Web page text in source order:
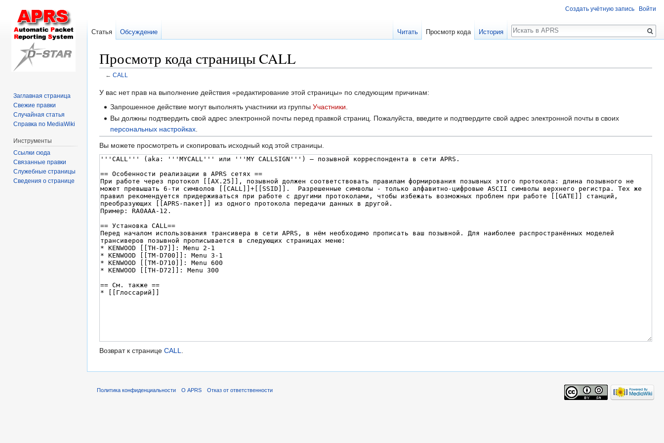
Просмотр кода страницы CALL
← CALL
Перейти
Перейти
У вас нет прав на выполнение действия «редактирование этой страницы» по следующим причинам:
Запрошенное действие могут выполнять участники из группыУчастники
Вы должны подтвердить свой адрес электронной почты перед правкой страниц. Пожалуйста, введите и подтвердите свой адрес электронной почты в своих
персональных настройках
Вы можете просмотреть и скопировать исходный код этой страницы.
Возврат к странице CALL.
Создать учётную запись Войти
Статья Обсуждение Читать Просмотр кода История
Поиск
Заглавная страница
Свежие правки
Случайная статья
Справка по MediaWiki
Инструменты
Ссылки сюда
Связанные правки
Служебные страницы
Сведения о странице
Политика конфиденциальности О APRS Отказ от ответственности